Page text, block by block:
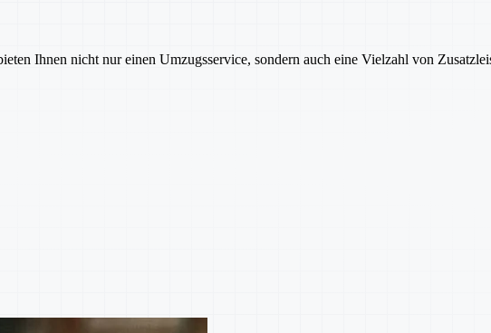
Ihnen nicht nur einen Umzugsservice, sondern auch eine Vielzahl von